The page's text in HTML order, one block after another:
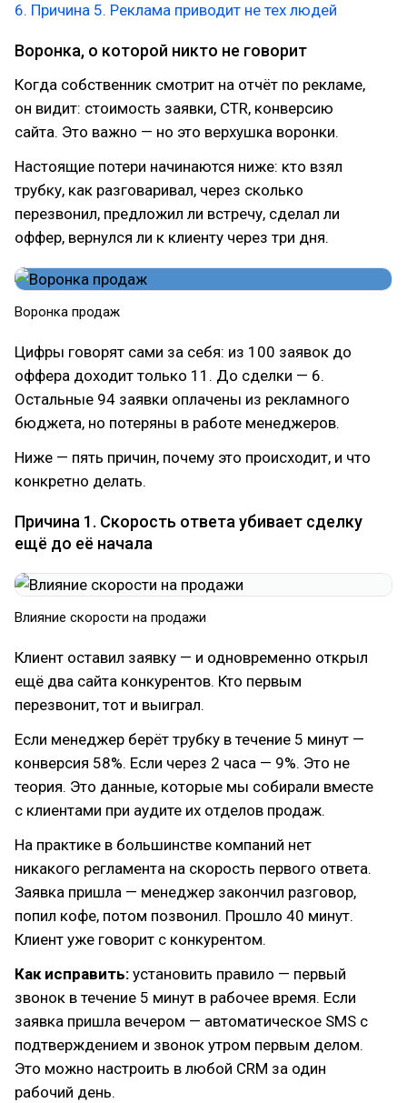
6. Причина 5. Реклама приводит не тех людей
Воронка, о которой никто не говорит
Когда собственник смотрит на отчёт по рекламе,
он видит: стоимость заявки, CTR, конверсию
сайта. Это важно — но это верхушка воронки.
Настоящие потери начинаются ниже: кто взял
трубку, как разговаривал, через сколько
перезвонил, предложил ли встречу, сделал ли
оффер, вернулся ли к клиенту через три дня.
Воронка продаж
Цифры говорят сами за себя: из 100 заявок до
оффера доходит только 11. До сделки — 6.
Остальные 94 заявки оплачены из рекламного
бюджета, но потеряны в работе менеджеров.
Ниже — пять причин, почему это происходит, и что
конкретно делать.
Причина 1. Скорость ответа убивает сделку
ещё до её начала
Влияние скорости на продажи
Клиент оставил заявку — и одновременно открыл
ещё два сайта конкурентов. Кто первым
перезвонит, тот и выиграл.
Если менеджер берёт трубку в течение 5 минут —
конверсия 58%. Если через 2 часа — 9%. Это не
теория. Это данные, которые мы собирали вместе
с клиентами при аудите их отделов продаж.
На практике в большинстве компаний нет
никакого регламента на скорость первого ответа.
Заявка пришла — менеджер закончил разговор,
попил кофе, потом позвонил. Прошло 40 минут.
Клиент уже говорит с конкурентом.
Как исправить: установить правило — первый
звонок в течение 5 минут в рабочее время. Если
заявка пришла вечером — автоматическое SMS с
подтверждением и звонок утром первым делом.
Это можно настроить в любой CRM за один
рабочий день.